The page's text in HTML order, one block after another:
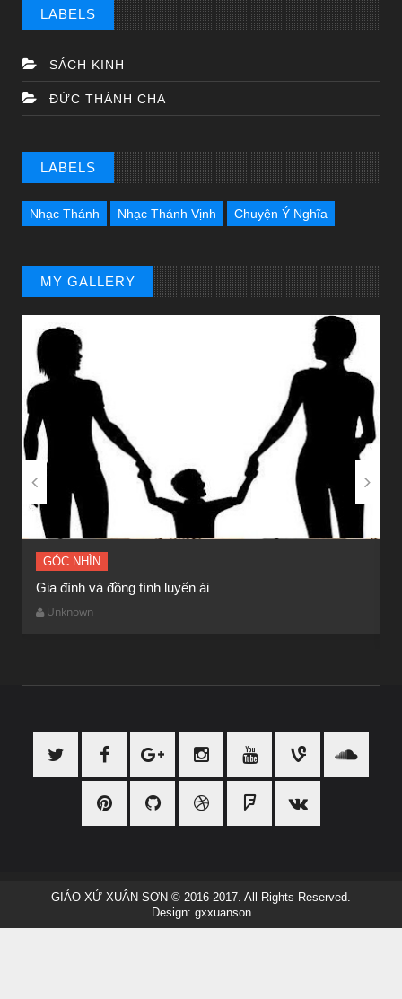
LABELS
SÁCH KINH
ĐỨC THÁNH CHA
LABELS
Nhạc Thánh Nhạc Thánh Vịnh Chuyện Ý Nghĩa
MY GALLERY
GÓC NHÌN
Gia đình và đồng tính luyến ái
Unknown
 
GIÁO XỨ XUÂN SƠN © 2016-2017. All Rights Reserved.
Design: gxxuanson